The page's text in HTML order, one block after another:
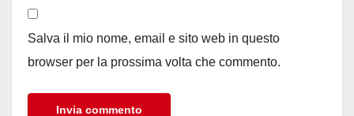
Salva il mio nome, email e sito web in questo
browser per la prossima volta che commento.